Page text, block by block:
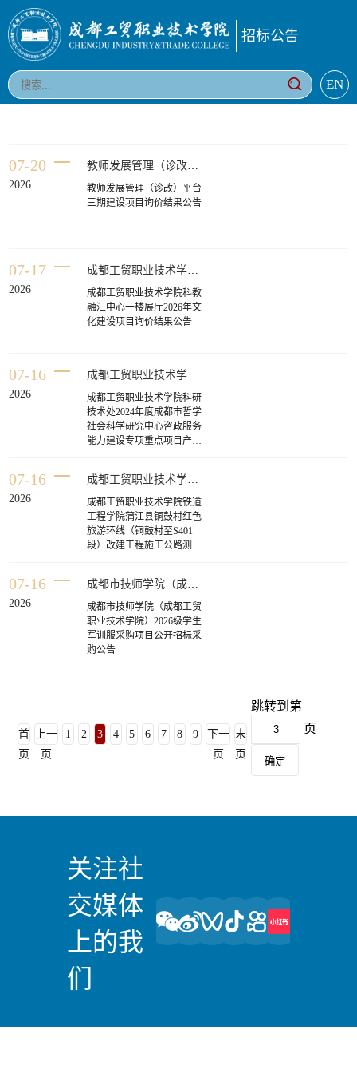
招标公告
EN
07-20
2026
教师发展管理（诊改）平台三期建设项目询价结果公告
教师发展管理（诊改）平台
三期建设项目询价结果公告
07-17
2026
成都工贸职业技术学院科教融汇中心一楼展厅2026年文化建设项目询价结果公告
成都工贸职业技术学院科教
融汇中心一楼展厅2026年文
化建设项目询价结果公告
07-16
2026
成都工贸职业技术学院科研技术处2024年度成都市哲学社会科学研究中心咨政服务能力建设专项重点项目产业人才调研委托服务需求项目询价结果公告
成都工贸职业技术学院科研
技术处2024年度成都市哲学
社会科学研究中心咨政服务
能力建设专项重点项目产业
07-16
2026
成都工贸职业技术学院铁道工程学院蒲江县铜鼓村红色旅游环线（铜鼓村至S401段）改建工程施工公路测量项目技术咨询与服务项目专用材料采购项目询价结果公告
成都工贸职业技术学院铁道
工程学院蒲江县铜鼓村红色
旅游环线（铜鼓村至S401
段）改建工程施工公路测量
告
07-16
2026
成都市技师学院（成都工贸职业技术学院）2026级学生军训服采购项目公开招标采购公告
成都市技师学院（成都工贸
职业技术学院）2026级学生
军训服采购项目公开招标采
购公告
首
页
上一
页
1 2 3 4 5 6 7 8 9
下一
页
末
页
跳转到第
页
确定
关注社
交媒体
上的我
们